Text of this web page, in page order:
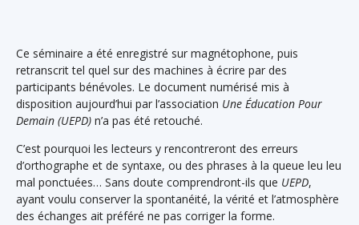
Ce séminaire a été enregistré sur magnétophone, puis
retranscrit tel quel sur des machines à écrire par des
participants bénévoles. Le document numérisé mis à
disposition aujourd’hui par l’association Une Éducation Pour
Demain (UEPD) n’a pas été retouché.
C’est pourquoi les lecteurs y rencontreront des erreurs
d’orthographe et de syntaxe, ou des phrases à la queue leu leu
mal ponctuées… Sans doute comprendront-ils que UEPD,
ayant voulu conserver la spontanéité, la vérité et l’atmosphère
des échanges ait préféré ne pas corriger la forme.